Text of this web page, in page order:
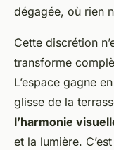
dégagée, où rien
Cette discrétion
transforme
L’espace gagne
glisse de la
l’harmonie
et la lumière.